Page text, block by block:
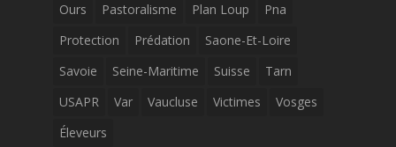
Ours
Pastoralisme Plan Loup
Pna
Protection
Prédation
Saone-Et-Loire
Savoie
Seine-Maritime Suisse
Tarn
USAPR
Var Vaucluse Victimes
Vosges
Éleveurs